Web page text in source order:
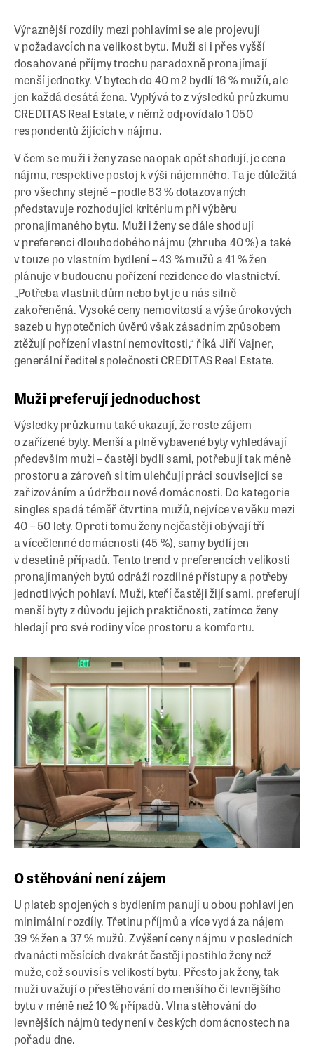
Výraznější rozdíly mezi pohlavími se ale projevují
v požadavcích na velikost bytu. Muži si i přes vyšší
dosahované příjmy trochu paradoxně pronajímají
menší jednotky. V bytech do 40 m2 bydlí 16 % mužů, ale
jen každá desátá žena. Vyplývá to z výsledků průzkumu
CREDITAS Real Estate, v němž odpovídalo 1 050
respondentů žijících v nájmu.
V čem se muži i ženy zase naopak opět shodují, je cena
nájmu, respektive postoj k výši nájemného. Ta je důležitá
pro všechny stejně – podle 83 % dotazovaných
představuje rozhodující kritérium při výběru
pronajímaného bytu. Muži i ženy se dále shodují
v preferenci dlouhodobého nájmu (zhruba 40 %) a také
v touze po vlastním bydlení – 43 % mužů a 41 % žen
plánuje v budoucnu pořízení rezidence do vlastnictví.
„Potřeba vlastnit dům nebo byt je u nás silně
zakořeněná. Vysoké ceny nemovitostí a výše úrokových
sazeb u hypotečních úvěrů však zásadním způsobem
ztěžují pořízení vlastní nemovitosti,“ říká Jiří Vajner,
generální ředitel společnosti CREDITAS Real Estate.
Muži preferují jednoduchost
Výsledky průzkumu také ukazují, že roste zájem
o zařízené byty. Menší a plně vybavené byty vyhledávají
především muži – častěji bydlí sami, potřebují tak méně
prostoru a zároveň si tím ulehčují práci související se
zařizováním a údržbou nové domácnosti. Do kategorie
singles spadá téměř čtvrtina mužů, nejvíce ve věku mezi
40 – 50 lety. Oproti tomu ženy nejčastěji obývají tří
a vícečlenné domácnosti (45 %), samy bydlí jen
v desetině případů. Tento trend v preferencích velikosti
pronajímaných bytů odráží rozdílné přístupy a potřeby
jednotlivých pohlaví. Muži, kteří častěji žijí sami, preferují
menší byty z důvodu jejich praktičnosti, zatímco ženy
hledají pro své rodiny více prostoru a komfortu.
O stěhování není zájem
U plateb spojených s bydlením panují u obou pohlaví jen
minimální rozdíly. Třetinu příjmů a více vydá za nájem
39 % žen a 37 % mužů. Zvýšení ceny nájmu v posledních
dvanácti měsících dvakrát častěji postihlo ženy než
muže, což souvisí s velikostí bytu. Přesto jak ženy, tak
muži uvažují o přestěhování do menšího či levnějšího
bytu v méně než 10 % případů. Vlna stěhování do
levnějších nájmů tedy není v českých domácnostech na
pořadu dne.